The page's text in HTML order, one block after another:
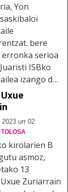
Yon
bere
serioa
ISBko
izango d…
2023 urr 02
TOLOSA
kirolarien B
asmoz,
13
Zuriarrain